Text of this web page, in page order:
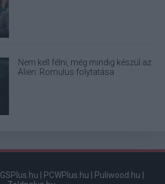
Nem kell félni, még mindig készül az
Alien: Romulus folytatása
GSPlus.hu PCWPlus.hu Puliwood.hu